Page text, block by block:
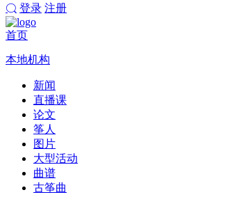
登录 注册
首页
本地机构
新闻
直播课
论文
筝人
图片
大型活动
曲谱
古筝曲